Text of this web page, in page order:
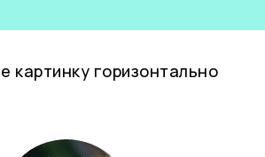
картинку горизонтально